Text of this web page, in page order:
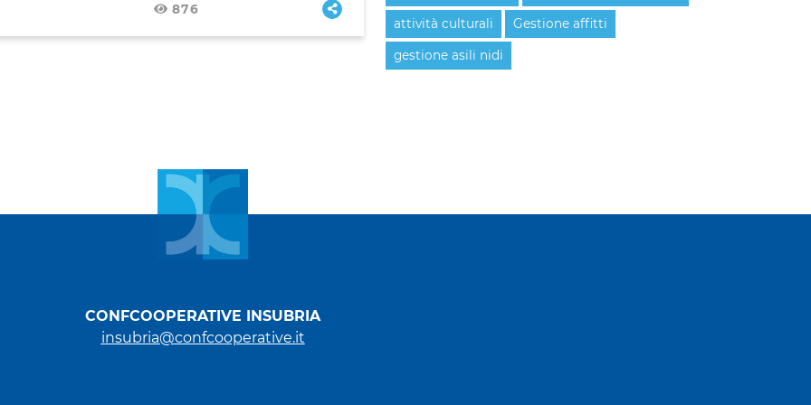
876
attività culturali Gestione affitti
gestione asili nidi
CONFCOOPERATIVE INSUBRIA
insubria@confcooperative.it